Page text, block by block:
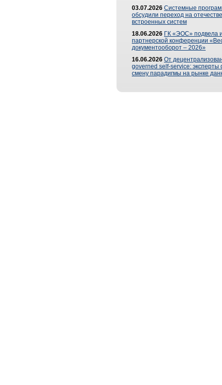
03.07.2026 Системные
обсудили переход на
встроенных систем
18.06.2026 ГК «ЭОС» подвела
партнерской конференции
документооборот – 2026»
16.06.2026 От
governed self-service: эксперты
смену парадигмы на рынке